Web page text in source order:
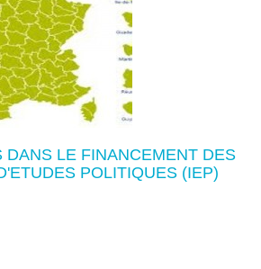
DANS LE FINANCEMENT DES
POLITIQUES (IEP)